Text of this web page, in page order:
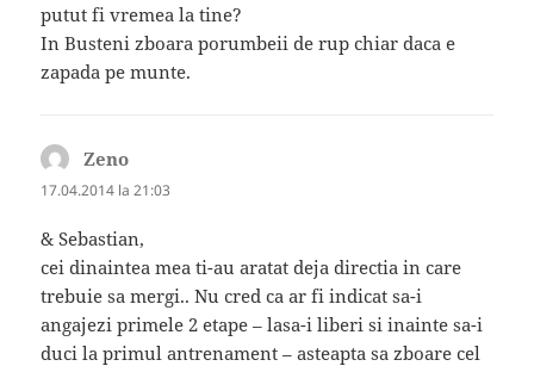
putut fi vremea la tine?
In Busteni zboara porumbeii de rup chiar daca e
zapada pe munte.
Zeno
17.04.2014 la 21:03
& Sebastian,
cei dinaintea mea ti-au aratat deja directia in care
trebuie sa mergi.. Nu cred ca ar fi indicat sa-i
angajezi primele 2 etape – lasa-i liberi si inainte sa-i
duci la primul antrenament – asteapta sa zboare cel